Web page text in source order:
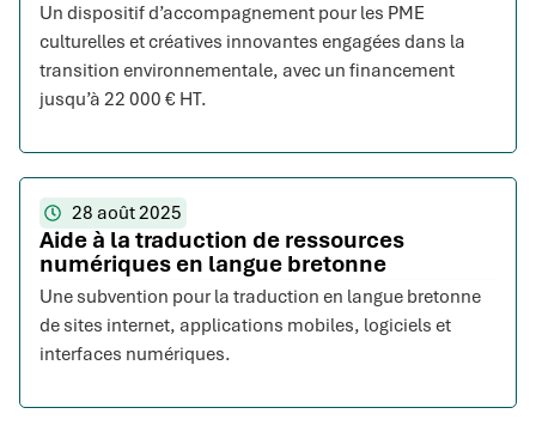
Un dispositif d’accompagnement pour les PME
culturelles et créatives innovantes engagées dans la
transition environnementale, avec un financement
jusqu’à 22 000 € HT.
28 août 2025
Aide à la traduction de ressources
numériques en langue bretonne
Une subvention pour la traduction en langue bretonne
de sites internet, applications mobiles, logiciels et
interfaces numériques.